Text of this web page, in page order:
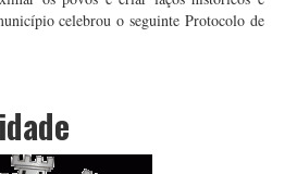
celebrou o seguinte Protocolo de